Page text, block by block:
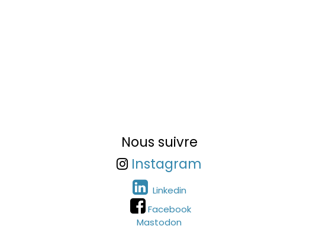
Nous suivre
Instagram
Linkedin
Facebook
Mastodon